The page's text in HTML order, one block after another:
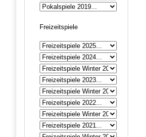
Freizeitspiele